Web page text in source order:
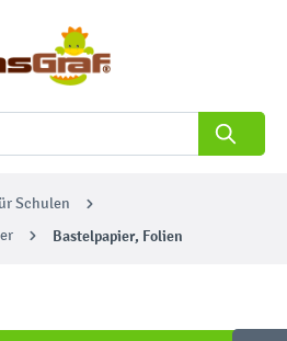
Schulen
Bastelpapier, Folien